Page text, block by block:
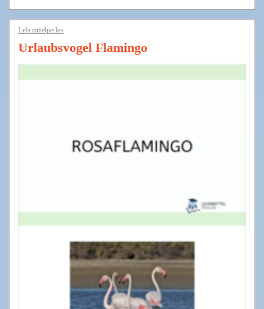
Lehrmittelperlen
Urlaubsvogel Flamingo